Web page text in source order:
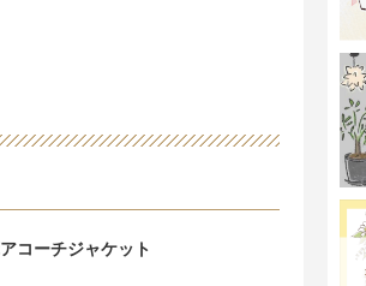
コーチジャケット